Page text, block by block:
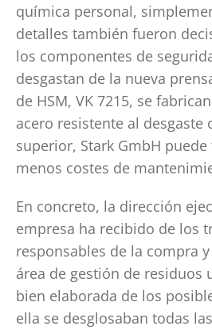
química personal,
detalles también fueron
los componentes de
desgastan de la nueva
de HSM, VK 7215, se
acero resistente al desgaste
superior, Stark GmbH
menos costes de
En concreto, la dirección
empresa ha recibido de los
responsables de la compra
área de gestión de residuos
bien elaborada de los
ella se desglosaban todas